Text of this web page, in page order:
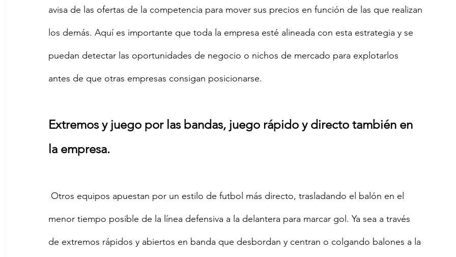
avisa de las ofertas de la competencia para mover sus precios en función de las que realizan
los demás. Aquí es importante que toda la empresa esté alineada con esta estrategia y se
puedan detectar las oportunidades de negocio o nichos de mercado para explotarlos
antes de que otras empresas consigan posicionarse.
Extremos y juego por las bandas, juego rápido y directo también en
la empresa.
menor tiempo posible de la línea defensiva a la delantera para marcar gol. Ya sea a través
de extremos rápidos y abiertos en banda que desbordan y centran o colgando balones a la